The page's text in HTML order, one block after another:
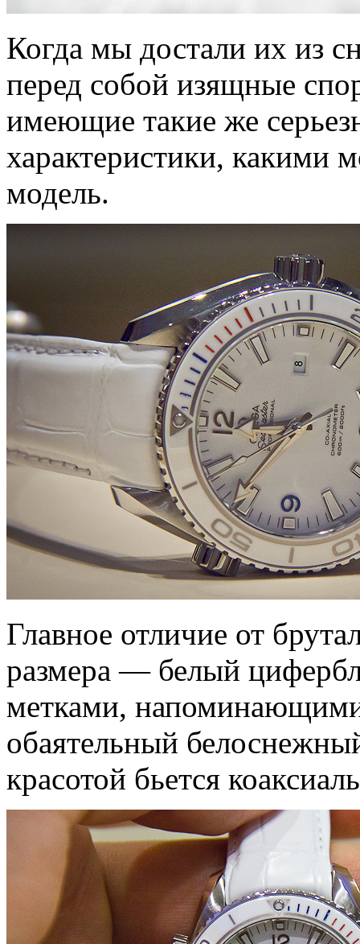
Когда мы достали их из
перед собой изящные
имеющие такие же
характеристики, какими
модель.
Главное отличие от
размера — белый
метками,
обаятельный
красотой бьется